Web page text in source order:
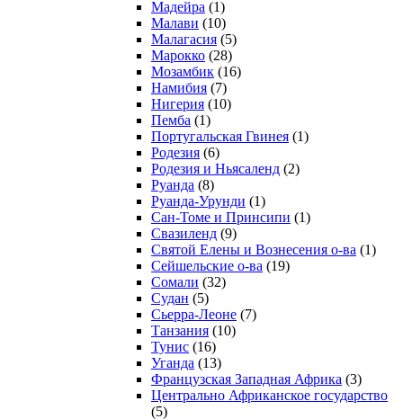
Мадейра (1)
Малави (10)
Малагасия (5)
Марокко (28)
Мозамбик (16)
Намибия (7)
Нигерия (10)
Пемба (1)
Португальская Гвинея (1)
Родезия (6)
Родезия и Ньясаленд (2)
Руанда (8)
Руанда-Урунди (1)
Сан-Томе и Принсипи (1)
Свазиленд (9)
Святой Елены и Вознесения о-ва (1)
Сейшельские о-ва (19)
Сомали (32)
Судан (5)
Сьерра-Леоне (7)
Танзания (10)
Тунис (16)
Уганда (13)
Французская Западная Африка (3)
Центрально Африканское государство
(5)